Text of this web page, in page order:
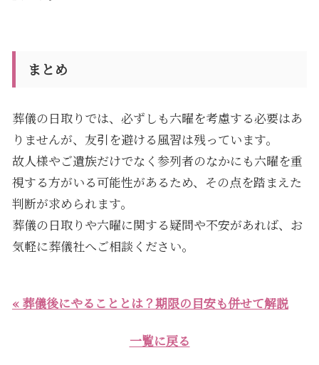
まとめ
葬儀の日取りでは、必ずしも六曜を考慮する必要はあ
りませんが、友引を避ける風習は残っています。
故人様やご遺族だけでなく参列者のなかにも六曜を重
視する方がいる可能性があるため、その点を踏まえた
判断が求められます。
葬儀の日取りや六曜に関する疑問や不安があれば、お
気軽に葬儀社へご相談ください。
« 葬儀後にやることとは？期限の目安も併せて解説
一覧に戻る